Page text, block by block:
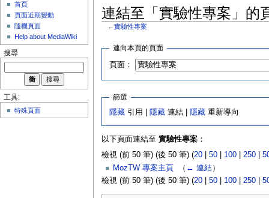
連結至「實驗性專案」的
←實驗性專案
連向本頁的頁面
頁面：
篩選
隱藏 引用 | 隱藏 連結 | 隱藏 重新導向
以下頁面連結至 實驗性專案：
檢視 (前 50 筆) (後 50 筆) (20| 50| 100| 250|
MozTW 專案主頁
（ ← 連結）
檢視 (前 50 筆) (後 50 筆) (20| 50| 100| 250|
首頁
頁面近期變動
隨機頁面
Help about MediaWiki
搜尋
工具:
特殊頁面